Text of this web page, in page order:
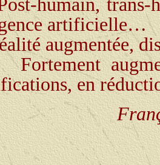
humain, trans-
artificielle…
augmentée,
Fortement
en